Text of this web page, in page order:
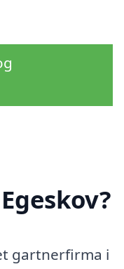
gartnerfirma i